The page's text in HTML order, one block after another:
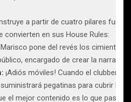
a partir de cuatro pilares
convierten en sus House Rules:
pone del revés los cimientos
encargado de crear la narrativa
¡Adiós móviles! Cuando el clubber
pegatinas para cubrir la
el mejor contenido es lo que pasará